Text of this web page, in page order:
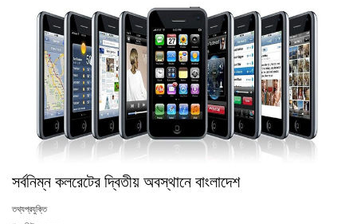
সর্বন‌িম্ন কলরেটের দ্বিতীয় অবস্থান‌ে বাংলাদ‌েশ
তথ্যপ্রযুক্তি